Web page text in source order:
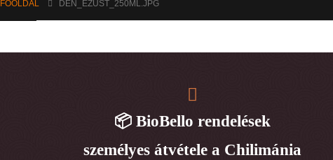
FŐOLDAL DEN_EZUST_250ML.JPG
📦 BioBello rendelések
személyes átvétele a Chilimánia